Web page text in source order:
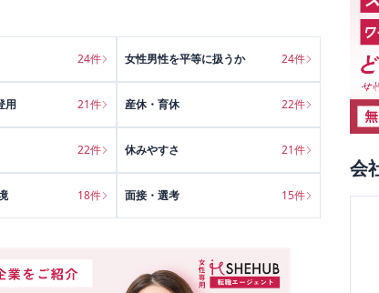
24件 女性男性を平等に扱うか 24件
用 21件 産休・育休 22件
22件 休みやすさ 21件
18件 面接・選考 15件
会